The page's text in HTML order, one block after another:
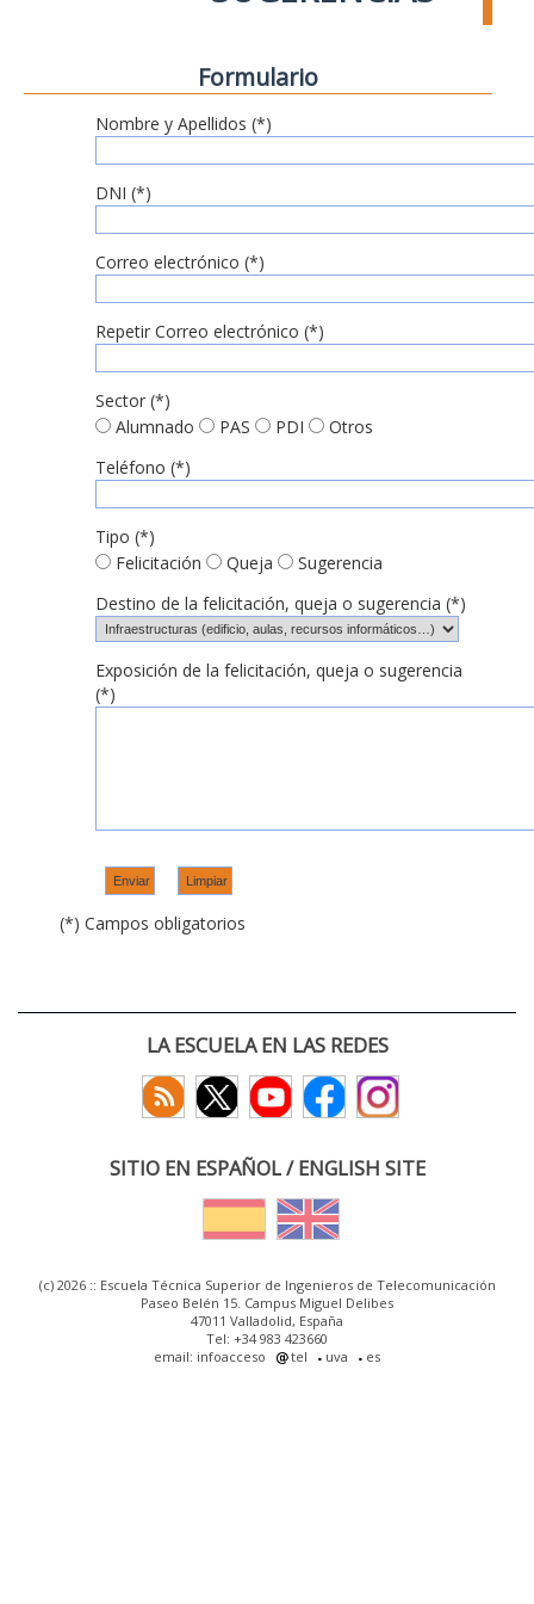
Formulario
Nombre y Apellidos (*)
DNI (*)
Correo electrónico (*)
Repetir Correo electrónico (*)
Sector (*)
Alumnado
PAS PDI
Otros
Teléfono (*)
Tipo (*)
Felicitación
Queja
Sugerencia
Destino de la felicitación, queja o sugerencia (*)
Exposición de la felicitación, queja o sugerencia
(*)
(*) Campos obligatorios
LA ESCUELA EN LAS REDES
SITIO EN ESPAÑOL / ENGLISH SITE
(c) 2026 :: Escuela Técnica Superior de Ingenieros de Telecomunicación
Paseo Belén 15. Campus Miguel Delibes
47011 Valladolid, España
Tel: +34 983 423660
email: infoacceso
tel uva es